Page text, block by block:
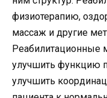
физиотерапию,
массаж и другие
Реабилитационные
улучшить функцию
улучшить